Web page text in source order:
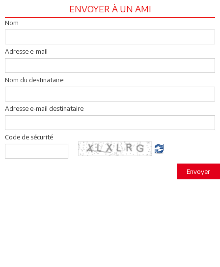
ENVOYER À UN AMI
Nom
Adresse e-mail
Nom du destinataire
Adresse e-mail destinataire
Code de sécurité
Envoyer